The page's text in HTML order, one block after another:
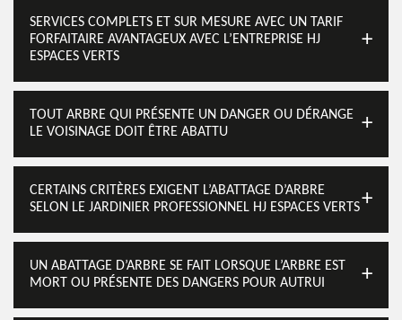
SERVICES COMPLETS ET SUR MESURE AVEC UN TARIF
FORFAITAIRE AVANTAGEUX AVEC L’ENTREPRISE HJ
ESPACES VERTS
TOUT ARBRE QUI PRÉSENTE UN DANGER OU DÉRANGE
LE VOISINAGE DOIT ÊTRE ABATTU
CERTAINS CRITÈRES EXIGENT L’ABATTAGE D’ARBRE
SELON LE JARDINIER PROFESSIONNEL HJ ESPACES VERTS
UN ABATTAGE D’ARBRE SE FAIT LORSQUE L’ARBRE EST
MORT OU PRÉSENTE DES DANGERS POUR AUTRUI